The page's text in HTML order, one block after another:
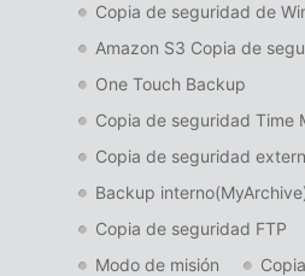
Copia de seguridad de
Amazon S3 Copia de
One Touch Backup
Copia de seguridad Time
Copia de seguridad
Backup
Copia de seguridad FTP
Modo de misión